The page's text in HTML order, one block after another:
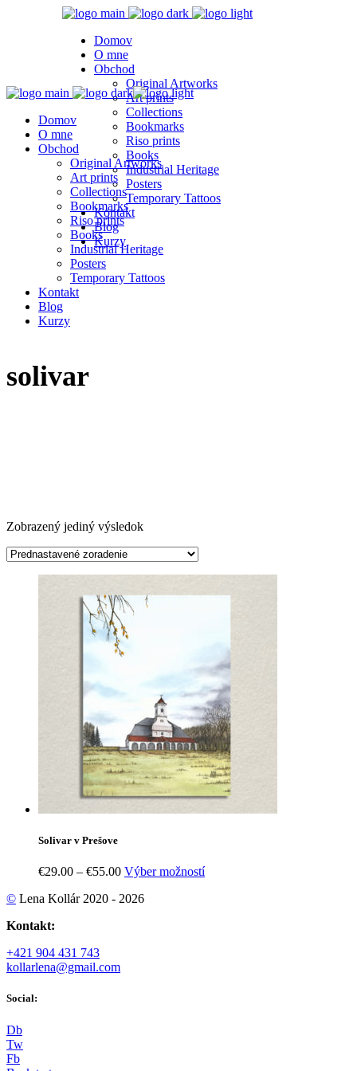
Domov
O mne
Obchod
Original Artworks
Art prints
Collections
Bookmarks
Riso prints
Books
Industrial Heritage
Posters
Temporary Tattoos
Kontakt
Blog
Kurzy
Domov
O mne
Obchod
Original Artworks
Art prints
Collections
Bookmarks
Riso prints
Books
Industrial Heritage
Posters
Temporary Tattoos
Kontakt
Blog
Kurzy
solivar
Zobrazený jediný výsledok
Solivar v Prešove
€29.00 – €55.00Price
€29.00
Výber možnostíTento
© Lena Kollár 2020 - 2026
Kontakt:
+421 904 431 743
kollarlena@gmail.com
Social:
Db
Tw
Fb